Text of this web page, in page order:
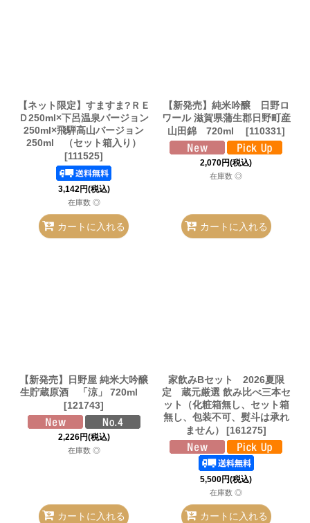
【ネット限定】すますま?ＲＥ
Ｄ250ml×下呂温泉バージョン
250ml×飛騨高山バージョン
250ml （セット箱入り）
[111525]
3,142円(税込)
在庫数 ◎
カートに入れる
【新発売】純米吟醸 日野ロ
ワール 滋賀県蒲生郡日野町産
山田錦 720ml
[110331]
2,070円(税込)
在庫数 ◎
カートに入れる
【新発売】日野屋 純米大吟醸
生貯蔵原酒 「涼」 720ml
[121743]
2,226円(税込)
在庫数 ◎
カートに入れる
家飲みBセット 2026夏限
定 蔵元厳選 飲み比べ三本セ
ット（化粧箱無し、セット箱
無し、包装不可、熨斗は承れ
ません）
[161275]
5,500円(税込)
在庫数 ◎
カートに入れる